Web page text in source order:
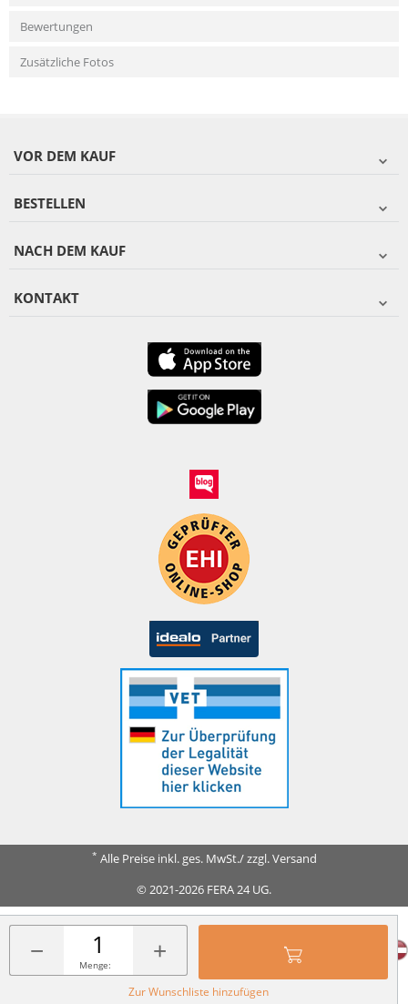
− +
Menge:
Zur Wunschliste hinzufügen
Bewertungen
Zusätzliche Fotos
VOR DEM KAUF
BESTELLEN
NACH DEM KAUF
KONTAKT
* Alle Preise inkl. ges. MwSt./ zzgl. Versand
© 2021-2026 FERA 24 UG.
FERA INTERNATIONAL: